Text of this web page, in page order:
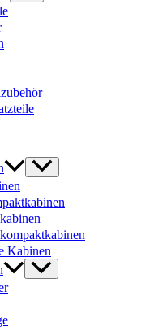
Kabinen